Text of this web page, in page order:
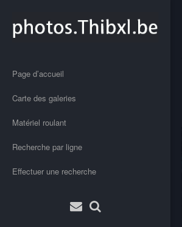
Page d’accueil
Carte des galeries
Matériel roulant
Recherche par ligne
Effectuer une recherche